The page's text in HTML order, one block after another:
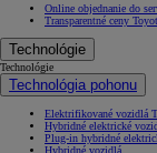
Online objednanie do
Transparentné ceny
Technológie
Technológie
Technológia pohonu
Elektrifikované vozidlá
Hybridné elektrické
Plug-in hybridné
Hybridné vozidlá